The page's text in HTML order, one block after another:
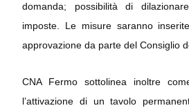
domanda; possibilità di
imposte. Le misure saranno
approvazione da parte del Consiglio
CNA Fermo sottolinea inoltre
l’attivazione di un tavolo